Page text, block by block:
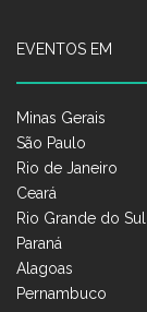
EVENTOS EM
Minas Gerais
São Paulo
Rio de Janeiro
Ceará
Rio Grande do Sul
Paraná
Alagoas
Pernambuco